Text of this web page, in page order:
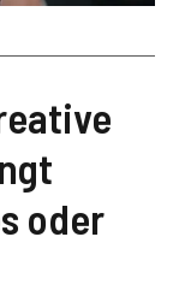
oder